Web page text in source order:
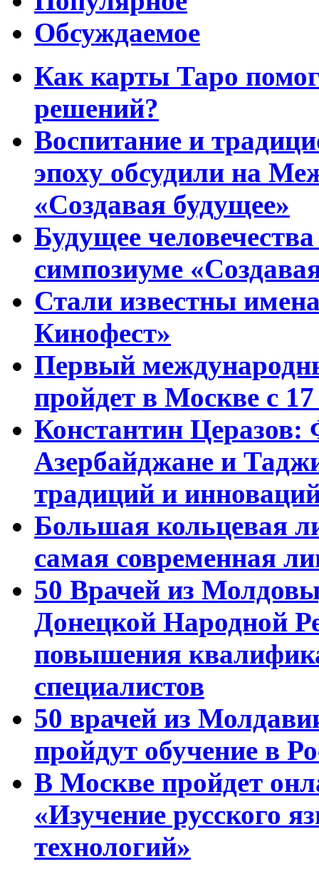
Обсуждаемое
Как карты Таро
решений?
Воспитание и
эпоху обсудили на
«Создавая будущее»
Будущее
симпозиуме
Стали известны
Кинофест»
Первый
пройдет в Москве с
Константин Церазов:
Азербайджане и
традиций и
Большая кольцевая
самая современная
50 Врачей из
Донецкой Народной
повышения
специалистов
50 врачей из
пройдут обучение в
В Москве пройдет
«Изучение русского
технологий»